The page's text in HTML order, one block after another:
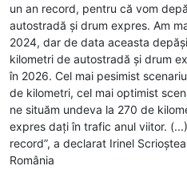
un an record, pentru că vom
autostradă şi drum expres. Am
2024, dar de data aceasta
kilometri de autostradă şi drum
în 2026. Cel mai pesimist
de kilometri, cel mai optimist
ne situăm undeva la 270 de
expres daţi în trafic anul viitor.
record”, a declarat Irinel
România